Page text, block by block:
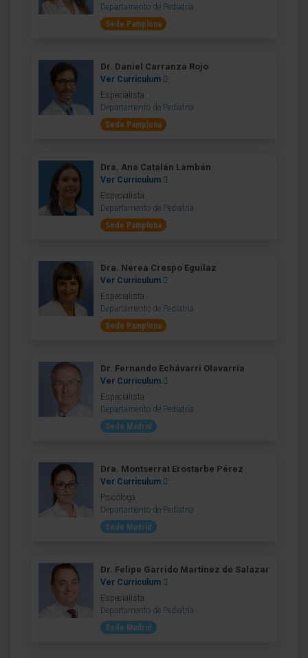
Departamento de Pediatría
Sede Pamplona
Dr. Daniel Carranza Rojo
Ver Curriculum
Especialista
Departamento de Pediatría
Sede Pamplona
Dra. Ana Catalán Lambán
Ver Curriculum
Especialista
Departamento de Pediatría
Sede Pamplona
Dra. Nerea Crespo Eguilaz
Ver Curriculum
Especialista
Departamento de Pediatría
Sede Pamplona
Dr. Fernando Echávarri Olavarría
Ver Curriculum
Especialista
Departamento de Pediatría
Sede Madrid
Dra. Montserrat Erostarbe Pérez
Ver Curriculum
Psicóloga
Departamento de Pediatría
Sede Madrid
Dr. Felipe Garrido Martínez de Salazar
Ver Curriculum
Especialista
Departamento de Pediatría
Sede Madrid